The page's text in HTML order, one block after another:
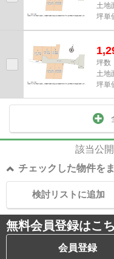
土地
坪単
坪数
土地
坪単
該当公
チェックした物件を
検討リストに追加
無料会員登録はこ
会員登録